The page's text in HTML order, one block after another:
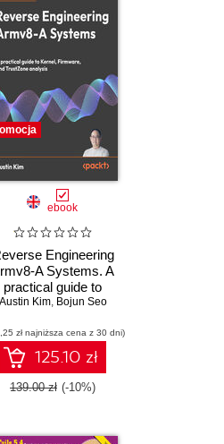
ebook
Engineering
A Systems. A
practical guide to
kernel, firmware, and
Austin Kim, Bojun Seo
zł najniższa cena z 30 dni)
125.10 zł
139.00 zł (-10%)